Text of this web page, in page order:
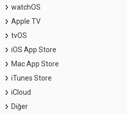
watchOS
Apple TV
tvOS
iOS App Store
Mac App Store
iTunes Store
iCloud
Diğer